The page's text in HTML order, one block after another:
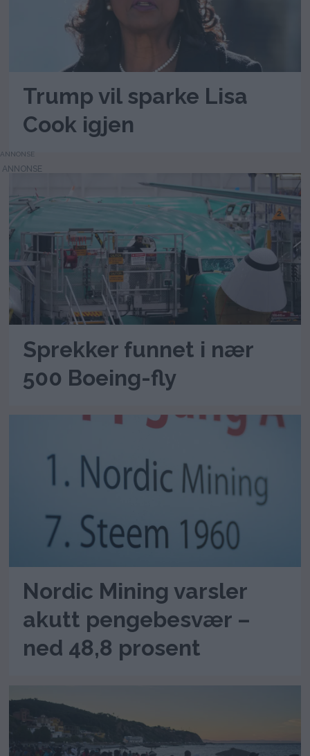
Trump vil sparke Lisa
Cook igjen
ANNONSE
Sprekker funnet i nær
500 Boeing-fly
Nordic Mining varsler
akutt pengebesvær –
ned 48,8 prosent